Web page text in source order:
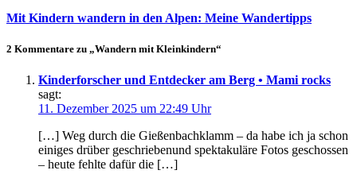
Mit Kindern wandern in den Alpen: Meine Wandertipps
2 Kommentare zu „Wandern mit Kleinkindern“
Kinderforscher und Entdecker am Berg • Mami rocks
sagt:
11. Dezember 2025 um 22:49 Uhr
[…] Weg durch die Gießenbachklamm – da habe ich ja schon
einiges drüber geschriebenund spektakuläre Fotos geschossen
– heute fehlte dafür die […]